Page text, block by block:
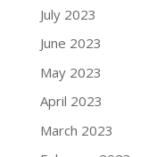
July 2023
June 2023
May 2023
April 2023
March 2023